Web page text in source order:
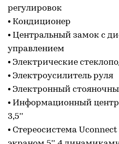
регулировок
• Кондиционер
• Центральный замок с
управлением
• Электрические
• Электроусилитель руля
• Электронный
• Информационный центр
3,5''
• Стереосистема